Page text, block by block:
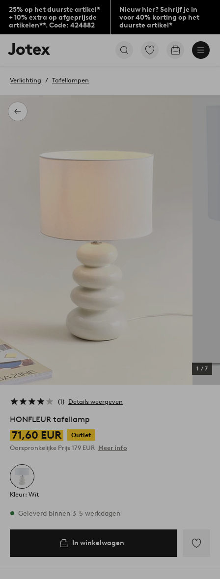
25% op het duurste artikel*
+ 10% extra op afgeprijsde
artikelen**. Code: 424882
Nieuw hier? Schrijf je in
voor 40% korting op het
duurste artikel*
Jotex
logo
to
home
page
Ga
Go
Terug
Verlichting Tafellampen
1 / 7
1 Details weergeven
HONFLEUR tafellamp
71,60 EUR
Outlet
Oorspronkelijke Prijs 179 EUR Meer info
Kleur: Wit
Op voorraad
Geleverd binnen 3-5 werkdagen
In winkelwagen
aan